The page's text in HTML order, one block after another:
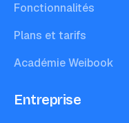
Fonctionnalités
Plans et tarifs
Académie Weibook
Entreprise